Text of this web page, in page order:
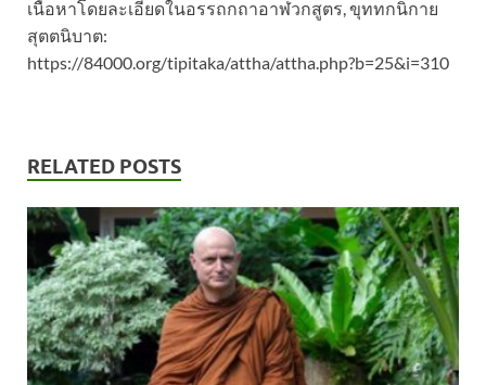
เนื้อหาโดยละเอียดในอรรถกถาอาฬวกสูตร, ขุททกนิกาย
สุตตนิบาต:
https://84000.org/tipitaka/attha/attha.php?b=25&i=310
RELATED POSTS